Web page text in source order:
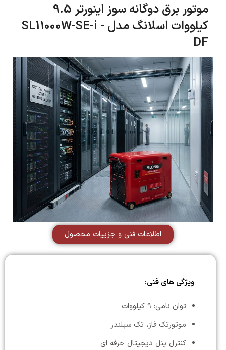
موتور برق دوگانه سوز اینورتر 9.5
کیلووات اسلانگ مدل SL11000W-SE-i -
DF
اطلاعات فنی و جزییات محصول
ویژگی های فنی:
توان نامی: 9 کیلووات
موتورتک فاز، تک سیلندر
کنترل پنل دیجیتال حرفه ای